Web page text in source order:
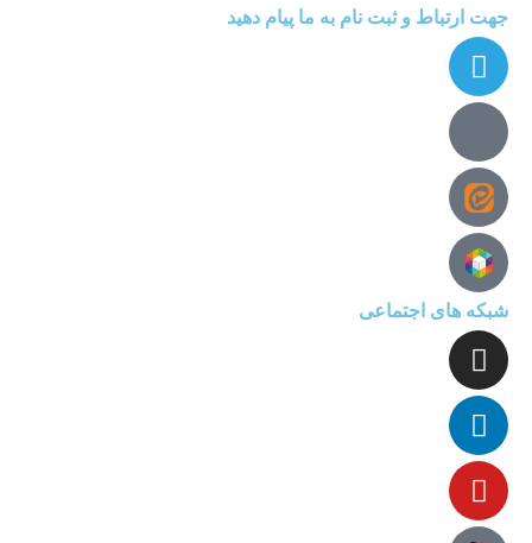
جهت ارتباط و ثبت نام به ما پیام دهید
شبکه های اجتماعی